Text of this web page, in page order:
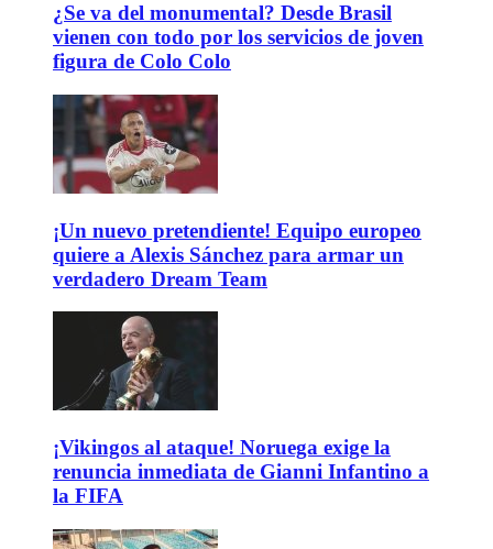
¿Se va del monumental? Desde Brasil
vienen con todo por los servicios de joven
figura de Colo Colo
¡Un nuevo pretendiente! Equipo europeo
quiere a Alexis Sánchez para armar un
verdadero Dream Team
¡Vikingos al ataque! Noruega exige la
renuncia inmediata de Gianni Infantino a
la FIFA